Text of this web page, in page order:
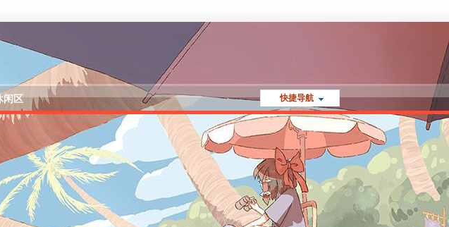
快捷导航
闲区